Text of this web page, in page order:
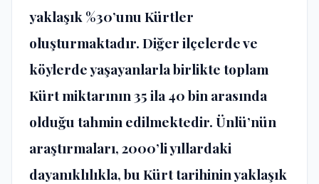
yaklaşık %30’unu Kürtler
oluşturmaktadır. Diğer ilçelerde ve
köylerde yaşayanlarla birlikte toplam
Kürt miktarının 35 ila 40 bin arasında
olduğu tahmin edilmektedir. Ünlü’nün
araştırmaları, 2000’li yıllardaki
dayanıklılıkla, bu Kürt tarihinin yaklaşık